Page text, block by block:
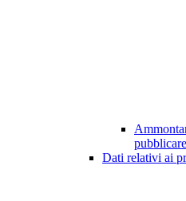
Dati relativi ai